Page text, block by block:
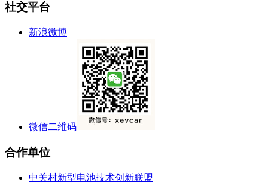
社交平台
新浪微博
微信二维码
合作单位
中关村新型电池技术创新联盟